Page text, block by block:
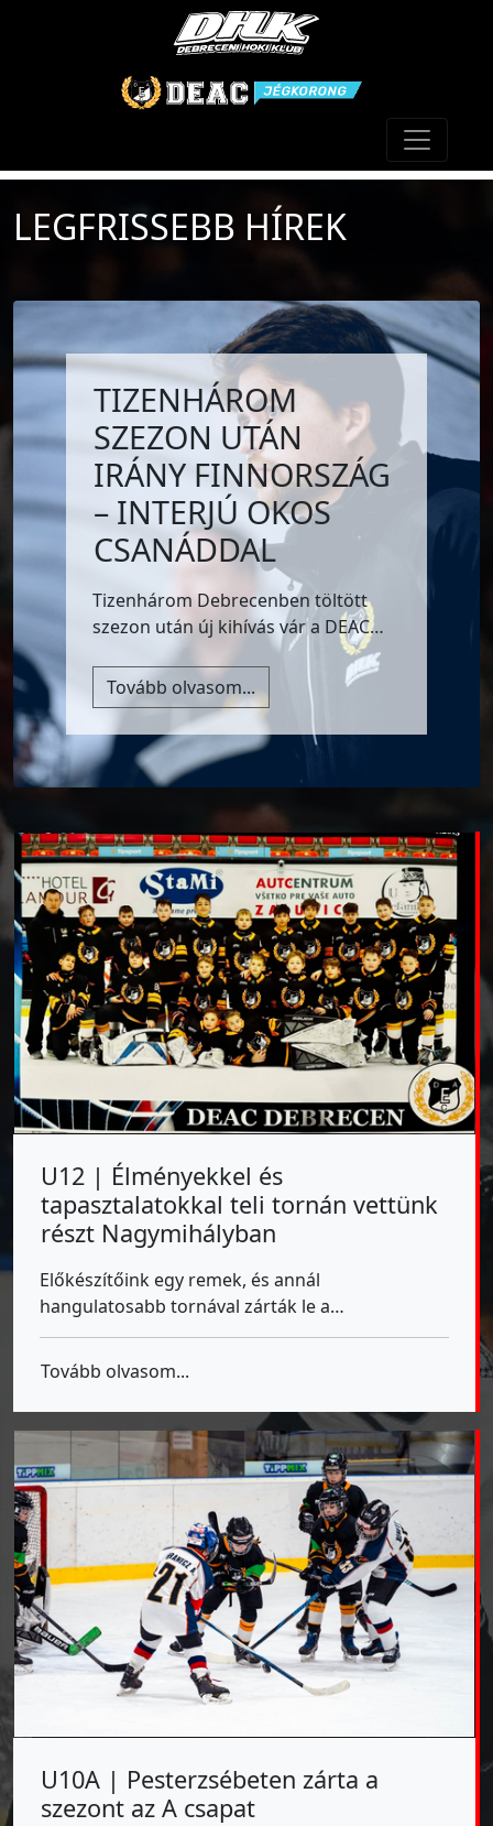
Toggle
LEGFRISSEBB HÍREK
TIZENHÁROM
SZEZON UTÁN
IRÁNY FINNORSZÁG
– INTERJÚ OKOS
CSANÁDDAL
Tizenhárom Debrecenben töltött
szezon után új kihívás vár a DEAC…
Tovább olvasom...
U12 | Élményekkel és
tapasztalatokkal teli tornán vettünk
részt Nagymihályban
Előkészítőink egy remek, és annál
hangulatosabb tornával zárták le a…
Tovább olvasom...
U10A | Pesterzsébeten zárta a
szezont az A csapat